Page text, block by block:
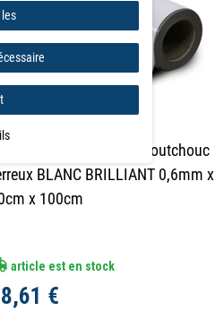
en fer adhésive Caoutchouc
BLANC BRILLIANT 0,6mm x
x 100cm
article est en stock
€